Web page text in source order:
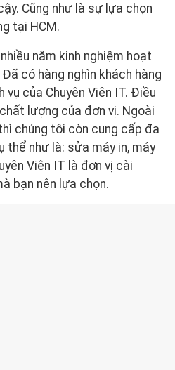
Cũng như là sự lựa chọn
tại HCM.
năm kinh nghiệm hoạt
có hàng nghìn khách hàng
của Chuyên Viên IT. Điều
lượng của đơn vị. Ngoài
chúng tôi còn cung cấp đa
thể như là: sửa máy in, máy
Viên IT là đơn vị cài
bạn nên lựa chọn.